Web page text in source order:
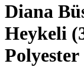
Diana
Heykeli
Polyester